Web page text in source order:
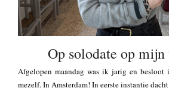
Op solodate op mijn
Afgelopen maandag was ik jarig en besloot
mezelf. In Amsterdam! In eerste instantie